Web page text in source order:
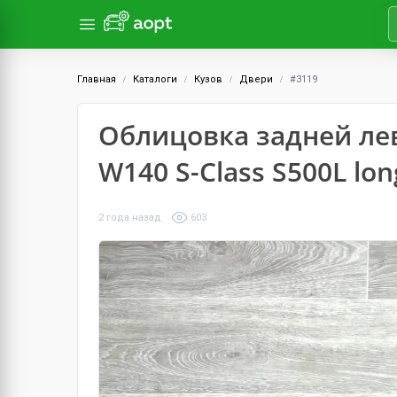
Главная Каталоги Кузов Двери #3119
Облицовка задней
W140 S-Class S500L
2 года назад 603